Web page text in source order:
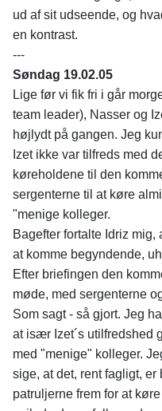
ud af sit udseende, og
en kontrast.
---
Søndag 19.02.05
Lige før vi fik fri i går
team leader), Nasser og
højlydt på gangen. Jeg
Izet ikke var tilfreds med
køreholdene til den
sergenterne til at køre
"menige kolleger.
Bagefter fortalte Idriz
at komme begyndende,
Efter briefingen den
møde, med sergenterne
Som sagt - så gjort. Jeg
at især Izet´s utilfredshed
med "menige" kolleger.
sige, at det, rent fagligt, er
patruljerne frem for at